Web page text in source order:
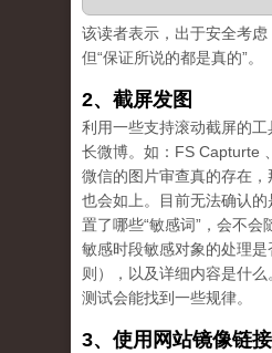
该读者表示，出于安全考虑
但“保证所说的都是真的”。
2、截屏发图
利用一些支持滚动截屏的
长微博。如：FS Capturte
微信的图片审查真的存在
也会如上。目前无法确认
置了哪些“敏感词”，会不会
敏感时段敏感对象的处理
则），以及详细内容是什么
测试会能找到一些规律。
3、使用网站镜像链接